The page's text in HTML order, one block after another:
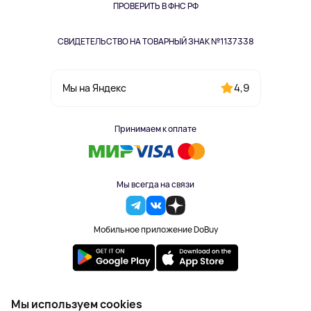
ПРОВЕРИТЬ В ФНС РФ
СВИДЕТЕЛЬСТВО НА ТОВАРНЫЙ ЗНАК №1137338
Мы на Яндекс 4,9
Принимаем к оплате
Мы всегда на связи
Мобильное приложение DoBuy
Одежда и аксессуары
2023-2026 © DoBuy. Все права защищены
Мы используем cookies